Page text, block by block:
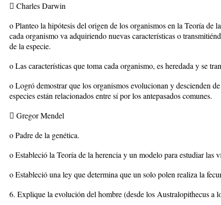
 Charles Darwin
o Planteo la hipótesis del origen de los organismos en la Teoría de
cada organismo va adquiriendo nuevas características o
de la especie.
o Las características que toma cada organismo, es heredada y se
o Logró demostrar que los organismos evolucionan y descienden
especies están relacionados entre sí por los antepasados comunes.
 Gregor Mendel
o Padre de la genética.
o Estableció la Teoría de la herencia y un modelo para estudiar las
o Estableció una ley que determina que un solo polen realiza la
6. Explique la evolución del hombre (desde los Australopithecus a